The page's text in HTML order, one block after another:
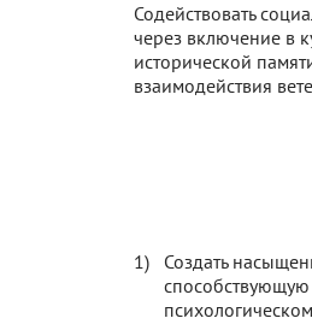
Содействовать
через включение в
исторической
взаимодействия
Создать
способствующую